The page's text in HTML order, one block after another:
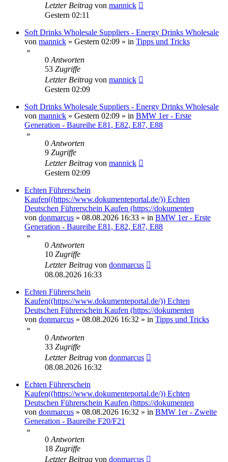
Letzter Beitrag von mannick
Gestern 02:11
Soft Drinks Wholesale Suppliers - Energy Drinks Wholesale
von mannick » Gestern 02:09 » in Tipps und Tricks
»
0 Antworten
53 Zugriffe
Letzter Beitrag von mannick
Gestern 02:09
Soft Drinks Wholesale Suppliers - Energy Drinks Wholesale
von mannick » Gestern 02:09 » in BMW 1er - Erste
Generation - Baureihe E81, E82, E87, E88
»
0 Antworten
9 Zugriffe
Letzter Beitrag von mannick
Gestern 02:09
Echten Führerschein
Kaufen((https://www.dokumenteportal.de/)) Echten
Deutschen Führerschein Kaufen (https://dokumenten
von donmarcus » 08.08.2026 16:33 » in BMW 1er - Erste
Generation - Baureihe E81, E82, E87, E88
»
0 Antworten
10 Zugriffe
Letzter Beitrag von donmarcus
08.08.2026 16:33
Echten Führerschein
Kaufen((https://www.dokumenteportal.de/)) Echten
Deutschen Führerschein Kaufen (https://dokumenten
von donmarcus » 08.08.2026 16:32 » in Tipps und Tricks
»
0 Antworten
33 Zugriffe
Letzter Beitrag von donmarcus
08.08.2026 16:32
Echten Führerschein
Kaufen((https://www.dokumenteportal.de/)) Echten
Deutschen Führerschein Kaufen (https://dokumenten
von donmarcus » 08.08.2026 16:32 » in BMW 1er - Zweite
Generation - Baureihe F20/F21
»
0 Antworten
18 Zugriffe
Letzter Beitrag von donmarcus